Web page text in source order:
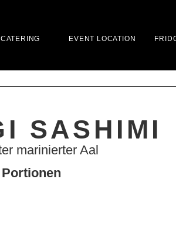
EVENT LOCATION
SASHIMI
marinierter Aal